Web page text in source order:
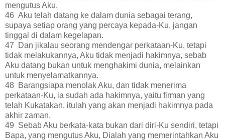
mengutus Aku.
46 Aku telah datang ke dalam dunia sebagai terang,
supaya setiap orang yang percaya kepada-Ku, jangan
tinggal di dalam kegelapan.
47 Dan jikalau seorang mendengar perkataan-Ku, tetapi
tidak melakukannya, Aku tidak menjadi hakimnya, sebab
Aku datang bukan untuk menghakimi dunia, melainkan
untuk menyelamatkannya.
48 Barangsiapa menolak Aku, dan tidak menerima
perkataan-Ku, ia sudah ada hakimnya, yaitu firman yang
telah Kukatakan, itulah yang akan menjadi hakimnya pada
akhir zaman.
49 Sebab Aku berkata-kata bukan dari diri-Ku sendiri, tetapi
Bapa, yang mengutus Aku, Dialah yang memerintahkan Aku